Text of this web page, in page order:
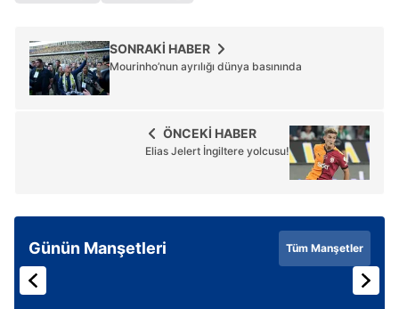
SONRAKİ HABER
Mourinho’nun ayrılığı dünya basınında
ÖNCEKİ HABER
Elias Jelert İngiltere yolcusu!
Günün Manşetleri Tüm Manşetler